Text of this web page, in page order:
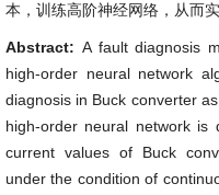
本，训练高阶神经网络，从而
Abstract: A fault diagnosis
high-order neural network
diagnosis in Buck converter
high-order neural network is
current values of Buck
under the condition of